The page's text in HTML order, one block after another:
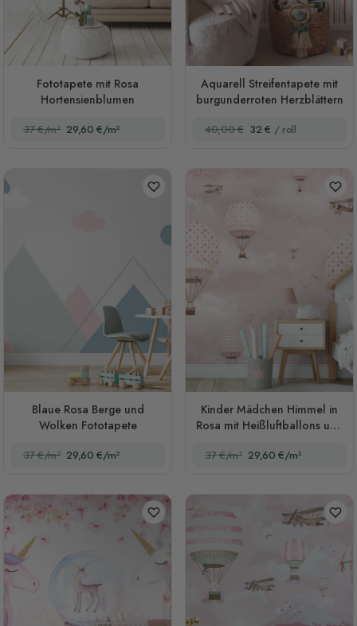
Fototapete mit Rosa
Hortensienblumen
37 €/m² 29,60 €/m²
Aquarell Streifentapete mit
burgunderroten Herzblättern
40,00 € 32 € / roll
Blaue Rosa Berge und
Wolken Fototapete
37 €/m² 29,60 €/m²
Kinder Mädchen Himmel in
Rosa mit Heißluftballons und
37 €/m² 29,60 €/m²